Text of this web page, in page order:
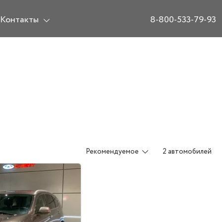
Контакты 8-800-533-79-93
Рекомендуемое 2 автомобилей